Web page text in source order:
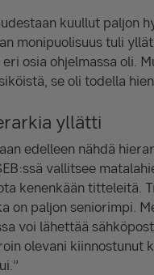
kuullut paljon
monipuolisuus tuli
osia ohjelmassa oli.
se oli todella
yllätti
edelleen nähdä
vallitsee
kenenkään titteleitä.
on paljon seniorimpi.
voi lähettää
olevani kiinnostunut